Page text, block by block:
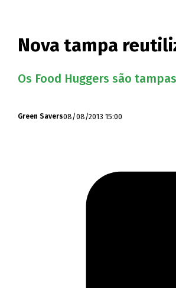
Nova tampa
Os Food Huggers são
Green Savers08/08/2013 15:00